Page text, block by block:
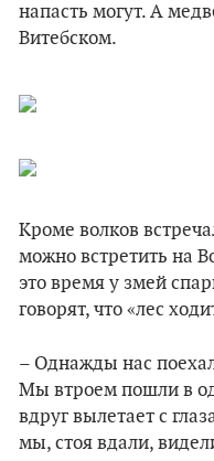
напасть могут. А
Витебском.
Кроме волков
можно встретить на
это время у змей
говорят, что «лес
– Однажды нас
Мы втроем пошли в
вдруг вылетает с
мы, стоя вдали,